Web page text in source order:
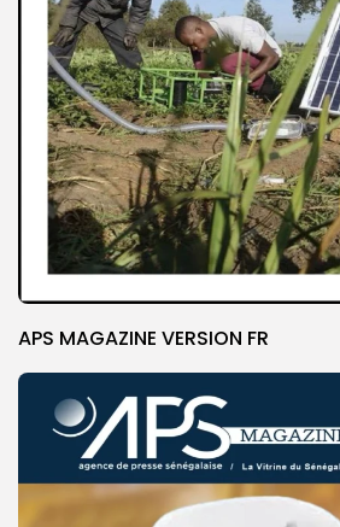
APS MAGAZINE VERSION FR